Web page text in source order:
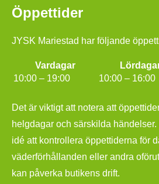
Öppettider
JYSK Mariestad har följande
Vardagar
10:00 – 19:00
10:00 – 16:00
Det är viktigt att notera att
helgdagar och särskilda
idé att kontrollera öppettiderna för
väderförhållanden eller andra
kan påverka butikens drift.